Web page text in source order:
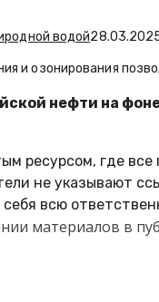
водой
и озонирования
нефти на
ресурсом, где
не указывают
всю
материалов в